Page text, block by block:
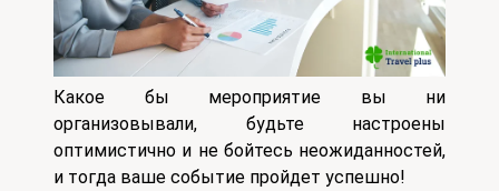
Какое бы мероприятие вы ни
организовывали, будьте настроены
оптимистично и не бойтесь неожиданностей,
и тогда ваше событие пройдет успешно!